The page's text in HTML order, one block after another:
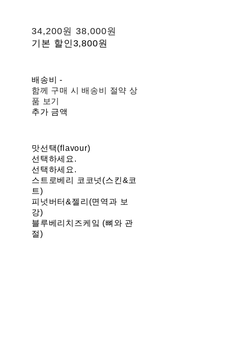
34,200원 38,000원
기본 할인3,800원
배송비-
함께 구매 시 배송비 절약 상
품 보기
추가 금액
맛선택(flavour)
선택하세요.
선택하세요.
스트로베리 코코넛(스킨&코
트)
피넛버터&젤리(면역과 보
강)
블루베리치즈케잌 (뼈와 관
절)